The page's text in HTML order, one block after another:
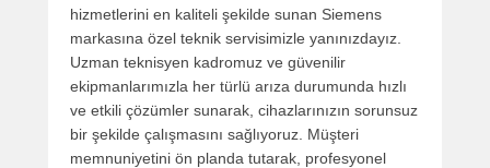
hizmetlerini en kaliteli şekilde sunan Siemens
markasına özel teknik servisimizle yanınızdayız.
Uzman teknisyen kadromuz ve güvenilir
ekipmanlarımızla her türlü arıza durumunda hızlı
ve etkili çözümler sunarak, cihazlarınızın sorunsuz
bir şekilde çalışmasını sağlıyoruz. Müşteri
memnuniyetini ön planda tutarak, profesyonel